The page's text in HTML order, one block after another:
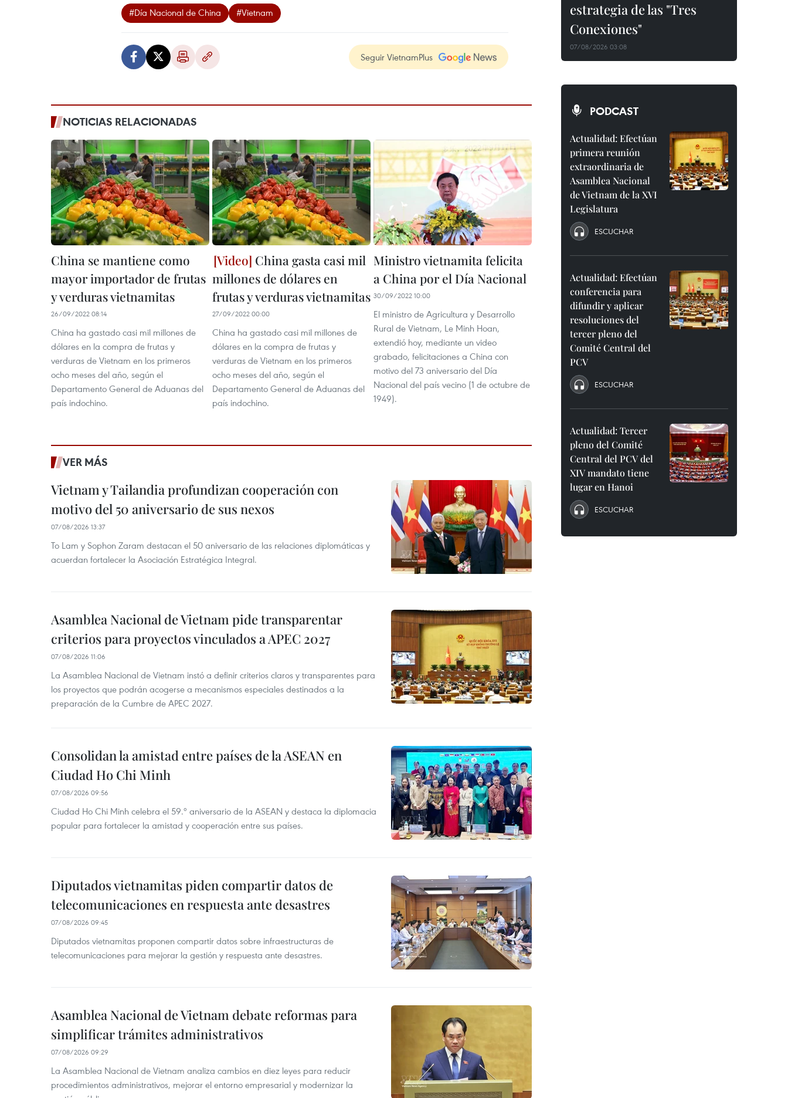
#Día Nacional de China #Vietnam
Seguir VietnamPlus
NOTICIAS RELACIONADAS
China se mantiene como
mayor importador de frutas
y verduras vietnamitas
26/09/2022 08:14
China ha gastado casi mil millones de
dólares en la compra de frutas y
verduras de Vietnam en los primeros
ocho meses del año, según el
Departamento General de Aduanas del
país indochino.
China gasta casi mil
millones de dólares en
frutas y verduras vietnamitas
27/09/2022 00:00
China ha gastado casi mil millones de
dólares en la compra de frutas y
verduras de Vietnam en los primeros
ocho meses del año, según el
Departamento General de Aduanas del
país indochino.
Ministro vietnamita felicita
a China por el Día Nacional
30/09/2022 10:00
El ministro de Agricultura y Desarrollo
Rural de Vietnam, Le Minh Hoan,
extendió hoy, mediante un video
grabado, felicitaciones a China con
motivo del 73 aniversario del Día
Nacional del país vecino (1 de octubre de
1949).
VER MÁS
Vietnam y Tailandia profundizan cooperación con
motivo del 50 aniversario de sus nexos
07/08/2026 13:37
To Lam y Sophon Zaram destacan el 50 aniversario de las relaciones diplomáticas y
acuerdan fortalecer la Asociación Estratégica Integral.
Asamblea Nacional de Vietnam pide transparentar
criterios para proyectos vinculados a APEC 2027
07/08/2026 11:06
La Asamblea Nacional de Vietnam instó a definir criterios claros y transparentes para
los proyectos que podrán acogerse a mecanismos especiales destinados a la
preparación de la Cumbre de APEC 2027.
Consolidan la amistad entre países de la ASEAN en
Ciudad Ho Chi Minh
07/08/2026 09:56
Ciudad Ho Chi Minh celebra el 59.º aniversario de la ASEAN y destaca la diplomacia
popular para fortalecer la amistad y cooperación entre sus países.
Diputados vietnamitas piden compartir datos de
telecomunicaciones en respuesta ante desastres
07/08/2026 09:45
Diputados vietnamitas proponen compartir datos sobre infraestructuras de
telecomunicaciones para mejorar la gestión y respuesta ante desastres.
Asamblea Nacional de Vietnam debate reformas para
simplificar trámites administrativos
07/08/2026 09:29
La Asamblea Nacional de Vietnam analiza cambios en diez leyes para reducir
procedimientos administrativos, mejorar el entorno empresarial y modernizar la
estrategia de las "Tres
Conexiones"
07/08/2026 03:08
PODCAST
Actualidad: Efectúan
primera reunión
extraordinaria de
Asamblea Nacional
de Vietnam de la XVI
Legislatura
ESCUCHAR
Actualidad: Efectúan
conferencia para
difundir y aplicar
resoluciones del
tercer pleno del
Comité Central del
PCV
ESCUCHAR
Actualidad: Tercer
pleno del Comité
Central del PCV del
XIV mandato tiene
lugar en Hanoi
ESCUCHAR